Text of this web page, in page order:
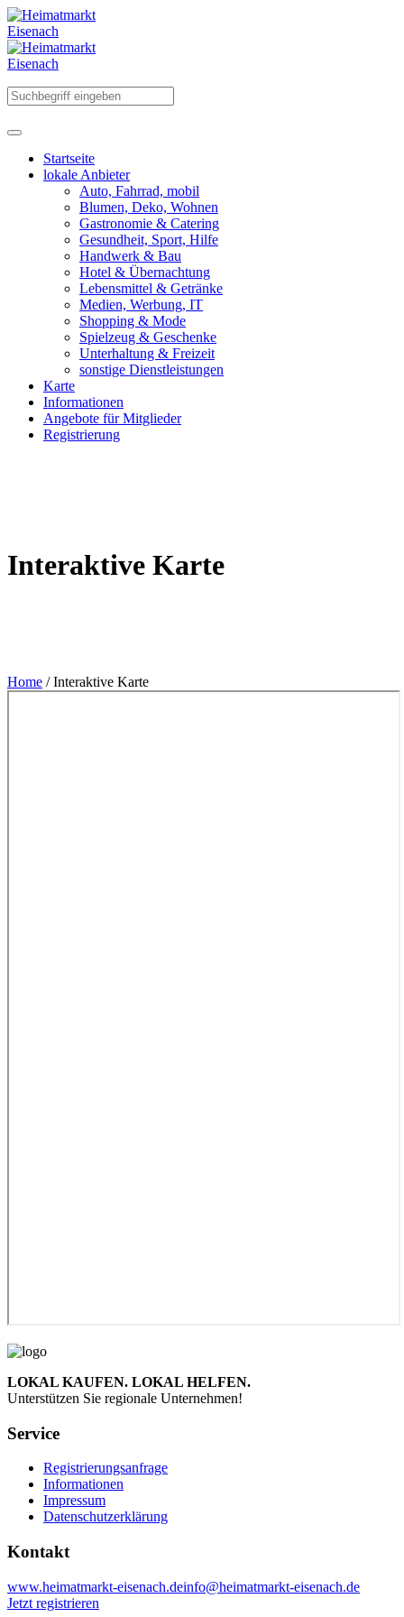
Startseite
lokale Anbieter
Auto, Fahrrad, mobil
Blumen, Deko, Wohnen
Gastronomie & Catering
Gesundheit, Sport, Hilfe
Handwerk & Bau
Hotel & Übernachtung
Lebensmittel & Getränke
Medien, Werbung, IT
Shopping & Mode
Spielzeug & Geschenke
Unterhaltung & Freizeit
sonstige Dienstleistungen
Karte
Informationen
Angebote für Mitglieder
Registrierung
Interaktive Karte
Home /Interaktive Karte
LOKAL KAUFEN. LOKAL HELFEN.
Unterstützen Sie regionale Unternehmen!
Service
Registrierungsanfrage
Informationen
Impressum
Datenschutzerklärung
Kontakt
www.heimatmarkt-eisenach.deinfo@heimatmarkt-eisenach.de
Jetzt registrieren